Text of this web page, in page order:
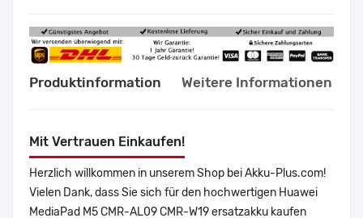
Produktinformation Weitere Informationen
Mit Vertrauen Einkaufen!
Herzlich willkommen in unserem Shop bei Akku-Plus.com!
Vielen Dank, dass Sie sich für den hochwertigen Huawei
MediaPad M5 CMR-AL09 CMR-W19 ersatzakku kaufen